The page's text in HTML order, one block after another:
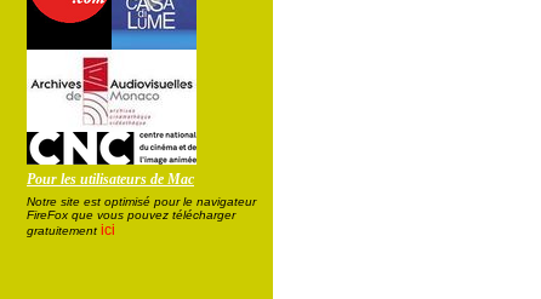
Pour les utilisateurs de Mac
Notre site est optimisé pour le navigateur
FireFox que vous pouvez télécharger
gratuitement ici